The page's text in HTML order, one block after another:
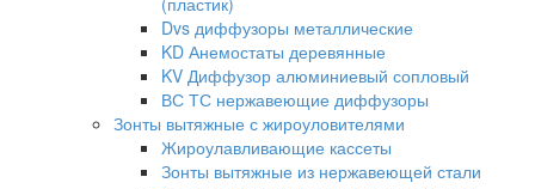
Dvs диффузоры металлические
KD Анемостаты деревянные
KV Диффузор алюминиевый сопловый
ВС ТС нержавеющие диффузоры
Зонты вытяжные с жироуловителями
Жироулавливающие кассеты
Зонты вытяжные из нержавеющей стали